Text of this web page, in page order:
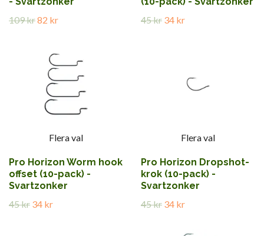
109 kr82 kr
45 kr 34 kr
Flera val
Pro Horizon Worm hook
offset (10-pack) -
Svartzonker
45 kr 34 kr
Flera val
Pro Horizon Dropshot-
krok (10-pack) -
Svartzonker
45 kr 34 kr